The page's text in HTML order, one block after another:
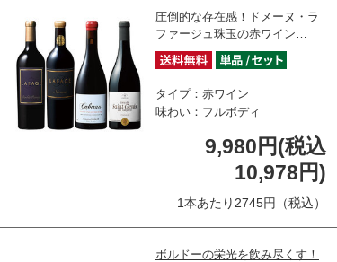
圧倒的な存在感！ドメーヌ・ラ
ファージュ珠玉の赤ワイン…
タイプ：赤ワイン
味わい：フルボディ
9,980円(税込
10,978円)
1本あたり2745円（税込）
ボルドーの栄光を飲み尽くす！